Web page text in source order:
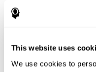
This website uses
We use cookies to
atividade física e da
Depois de concluir a coleta
baixar os resultados de
analisá-los.